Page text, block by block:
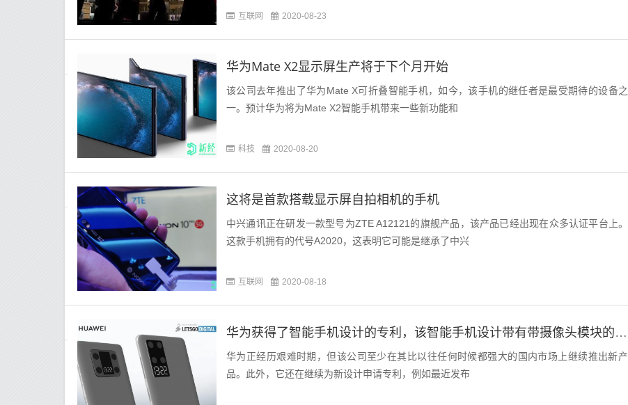
互联网 2020-08-23
华为Mate X2显示屏生产将于下个月开始
该公司去年推出了华为Mate X可折叠智能手机，如今，该手机的继任者是最受期待的设备之
一。预计华为将为Mate X2智能手机带来一些新功能和
科技 2020-08-20
这将是首款搭载显示屏自拍相机的手机
中兴通讯正在研发一款型号为ZTE A12121的旗舰产品，该产品已经出现在众多认证平台上。
这款手机拥有的代号A2020，这表明它可能是继承了中兴
互联网 2020-08-18
华为获得了智能手机设计的专利，该智能手机设计带有带摄像头模块的辅助显示屏
华为正经历艰难时期，但该公司至少在其比以往任何时候都强大的国内市场上继续推出新产
品。此外，它还在继续为新设计申请专利，例如最近发布